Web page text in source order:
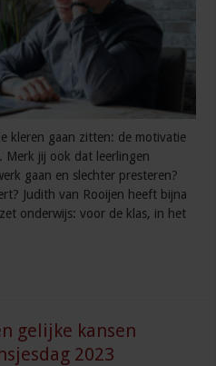
kleren gaan zitten: de motivatie
Merk jij ook dat leerlingen
gaan en slechter presteren?
Judith van Rooijen heeft bijna
onderwijs: voor de klas, in het
gelijke kansen
2023